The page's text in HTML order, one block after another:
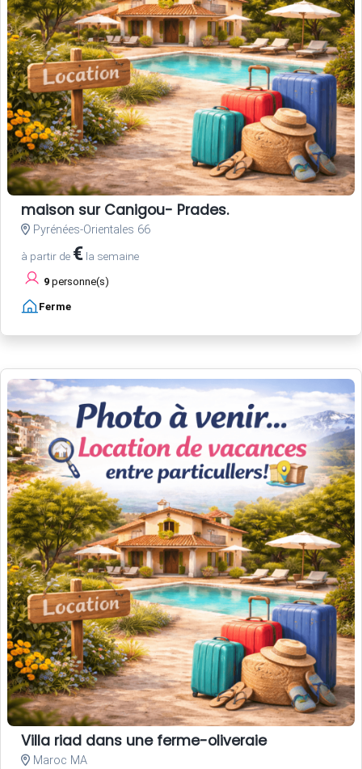
maison sur Canigou- Prades.
Pyrénées-Orientales 66
à partir de € la semaine
9 personne(s)
Ferme
Villa riad dans une ferme-oliveraie
Maroc MA